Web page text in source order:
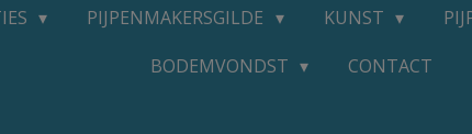
PIJPENMAKERSGILDE KUNST
BODEMVONDST
CONTACT